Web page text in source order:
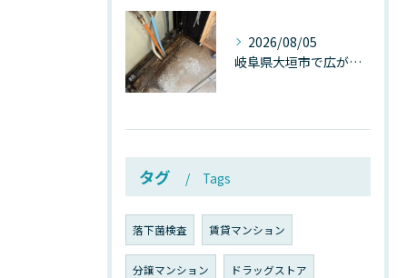
2026/08/05
岐阜県大垣市で広がる“深層カビ汚染”──なぜ除カビが必要なのか、建物内部で起きている見えない危機
タグ Tags
落下菌検査 賃貸マンション
分譲マンション ドラッグストア